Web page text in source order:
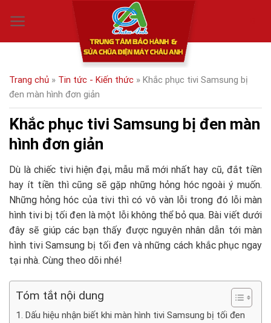
Trang chủ » Tin tức - Kiến thức » Khắc phục tivi Samsung bị
đen màn hình đơn giản
Khắc phục tivi Samsung bị đen màn
hình đơn giản
Dù là chiếc tivi hiện đại, mẫu mã mới nhất hay cũ, đắt tiền
hay ít tiền thì cũng sẽ gặp những hỏng hóc ngoài ý muốn.
Những hỏng hóc của tivi thì có vô vàn lỗi trong đó lỗi màn
hình tivi bị tối đen là một lỗi không thể bỏ qua. Bài viết dưới
đây sẽ giúp các bạn thấy được nguyên nhân dẫn tới màn
hình tivi Samsung bị tối đen và những cách khắc phục ngay
tại nhà. Cùng theo dõi nhé!
Tóm tắt nội dung
Dấu hiệu nhận biết khi màn hình tivi Samsung bị tối đen